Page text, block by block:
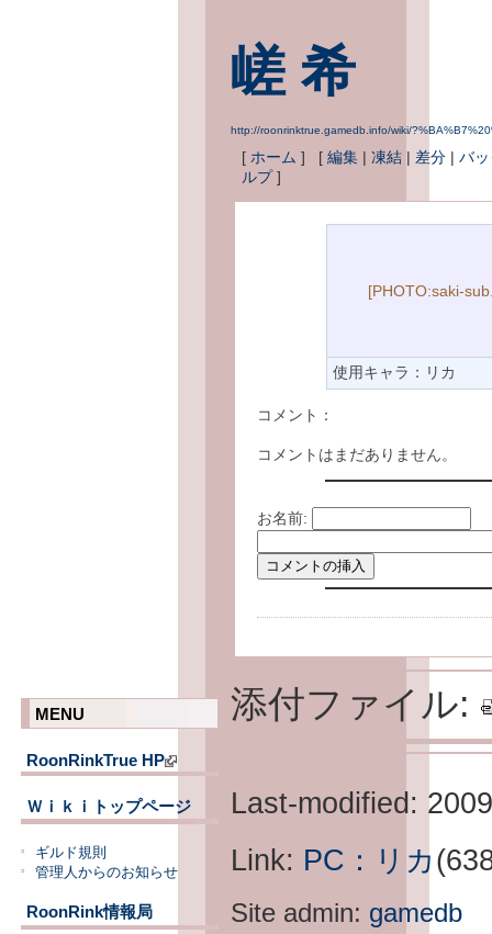
嵯 希
http://roonrinktrue.gamedb.info/wiki/
[ ホーム ] [ 編集 | 凍結 | 差分 | バ
ルプ]
MENU
RoonRinkTrue HP
Ｗｉｋｉトップページ
ギルド規則
管理人からのお知らせ
RoonRink情報局
[PHOTO:saki-
使用キャラ：リカ
コメント：
コメントはまだありません。
お名前:
添付ファイル:
Last-modified:
Link: PC：リカ
Site admin: gamedb